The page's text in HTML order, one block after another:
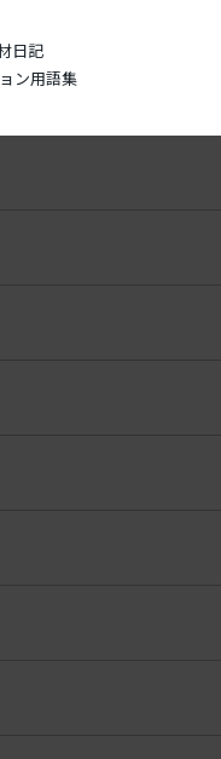
日記
ン用語集